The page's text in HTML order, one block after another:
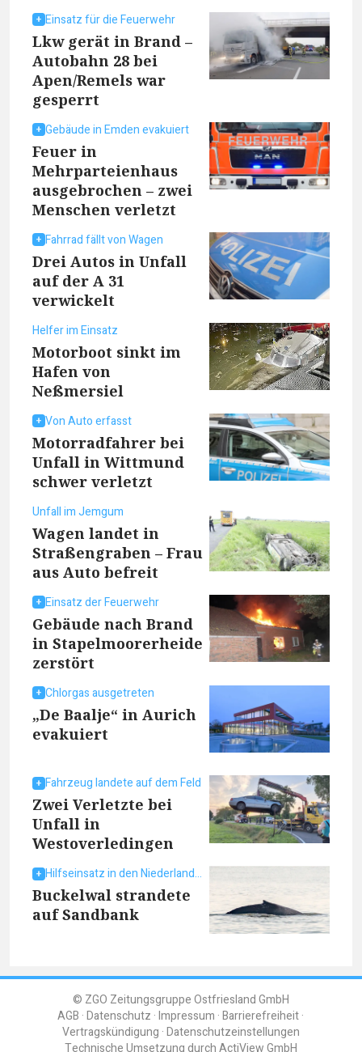
Einsatz für die Feuerwehr
Lkw gerät in Brand –
Autobahn 28 bei
Apen/Remels war
gesperrt
Gebäude in Emden evakuiert
Feuer in
Mehrparteienhaus
ausgebrochen – zwei
Menschen verletzt
Fahrrad fällt von Wagen
Drei Autos in Unfall
auf der A 31
verwickelt
Helfer im Einsatz
Motorboot sinkt im
Hafen von
Neßmersiel
Von Auto erfasst
Motorradfahrer bei
Unfall in Wittmund
schwer verletzt
Unfall im Jemgum
Wagen landet in
Straßengraben – Frau
aus Auto befreit
Einsatz der Feuerwehr
Gebäude nach Brand
in Stapelmoorerheide
zerstört
Chlorgas ausgetreten
„De Baalje“ in Aurich
evakuiert
Fahrzeug landete auf dem Feld
Zwei Verletzte bei
Unfall in
Westoverledingen
Hilfseinsatz in den Niederlanden
Buckelwal strandete
auf Sandbank
© ZGO Zeitungsgruppe Ostfriesland GmbH
AGB Datenschutz Impressum Barrierefreiheit
Vertragskündigung Datenschutzeinstellungen
Technische Umsetzung durchActiView GmbH